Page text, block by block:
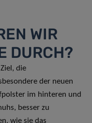
WIR
DURCH?
die
der neuen
im hinteren und
besser zu
wie sie das